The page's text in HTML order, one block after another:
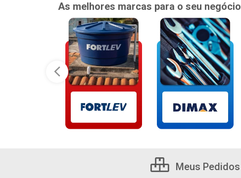
As melhores marcas para o seu negócio
Meus Pedidos